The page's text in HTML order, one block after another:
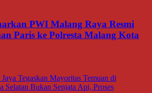
PWI Malang Raya Resmi
Paris ke Polresta Malang Kota